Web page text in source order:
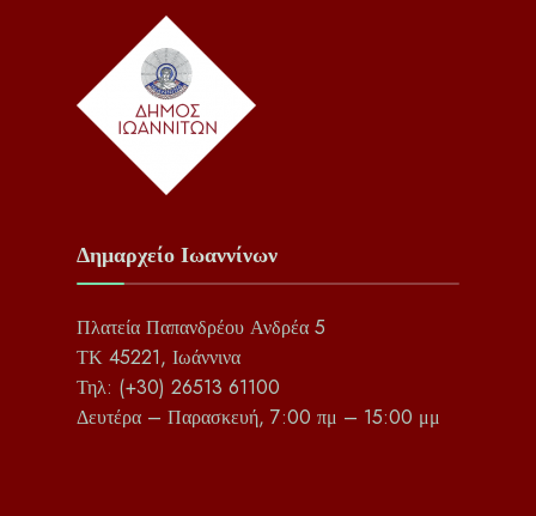
Δημαρχείο Ιωαννίνων
Πλατεία Παπανδρέου Ανδρέα 5
ΤΚ 45221, Ιωάννινα
Τηλ: (+30) 26513 61100
Δευτέρα – Παρασκευή, 7:00 πμ – 15:00 μμ